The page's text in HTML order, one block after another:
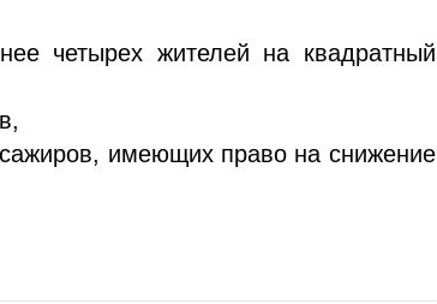
четырех жителей на квадратный
имеющих право на снижение